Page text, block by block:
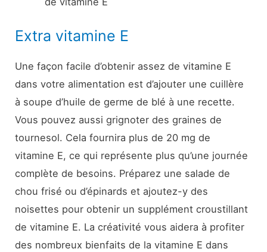
Extra vitamine E
Une façon facile d’obtenir assez de vitamine E
dans votre alimentation est d’ajouter une cuillère
à soupe d’huile de germe de blé à une recette.
Vous pouvez aussi grignoter des graines de
tournesol. Cela fournira plus de 20 mg de
vitamine E, ce qui représente plus qu’une journée
complète de besoins. Préparez une salade de
chou frisé ou d’épinards et ajoutez-y des
noisettes pour obtenir un supplément croustillant
de vitamine E. La créativité vous aidera à profiter
des nombreux bienfaits de la vitamine E dans